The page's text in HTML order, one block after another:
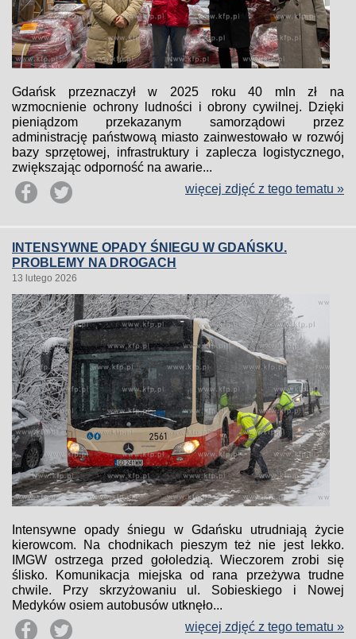
Gdańsk przeznaczył w 2025 roku 40 mln zł na
wzmocnienie ochrony ludności i obrony cywilnej. Dzięki
pieniądzom przekazanym samorządowi przez
administrację państwową miasto zainwestowało w rozwój
bazy sprzętowej, infrastruktury i zaplecza logistycznego,
zwiększając odporność na awarie...
więcej zdjęć z tego tematu »
INTENSYWNE OPADY ŚNIEGU W GDAŃSKU.
PROBLEMY NA DROGACH
13 lutego 2026
Intensywne opady śniegu w Gdańsku utrudniają życie
kierowcom. Na chodnikach pieszym też nie jest lekko.
IMGW ostrzega przed gołoledzią. Wieczorem zrobi się
ślisko. Komunikacja miejska od rana przeżywa trudne
chwile. Przy skrzyżowaniu ul. Sobieskiego i Nowej
Medyków osiem autobusów utknęło...
więcej zdjęć z tego tematu »